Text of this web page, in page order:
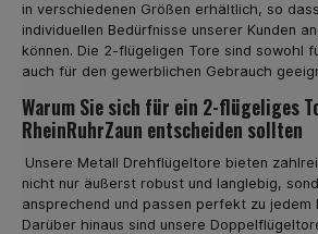
in verschiedenen Größen erhältlich, so
individuellen Bedürfnisse unserer Kunden
können. Die 2-flügeligen Tore sind sowohl
auch für den gewerblichen Gebrauch
Warum Sie sich für ein 2-flügeliges
RheinRuhrZaun entscheiden sollten
Unsere Metall Drehflügeltore bieten
nicht nur äußerst robust und langlebig,
ansprechend und passen perfekt zu jedem
Darüber hinaus sind unsere